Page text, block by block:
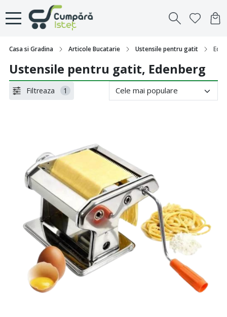
Casa si Gradina Articole Bucatarie Ustensile pentru gatit
Ustensile pentru gatit, Edenberg
Filtreaza 1